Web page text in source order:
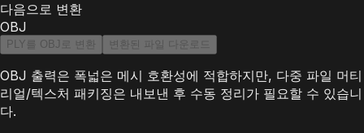
다음으로 변환
OBJ
PLY를 OBJ로 변환 변환된 파일 다운로드
OBJ 출력은 폭넓은 메시 호환성에 적합하지만, 다중 파일 머티
리얼/텍스처 패키징은 내보낸 후 수동 정리가 필요할 수 있습니
다.